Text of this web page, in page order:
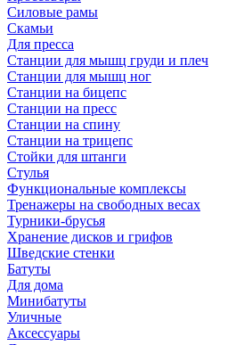
Силовые рамы
Скамьи
Для пресса
Станции для мышц груди и плеч
Станции для мышц ног
Станции на бицепс
Станции на пресс
Станции на спину
Станции на трицепс
Стойки для штанги
Стулья
Функциональные комплексы
Тренажеры на свободных весах
Турники-брусья
Хранение дисков и грифов
Шведские стенки
Батуты
Для дома
Минибатуты
Уличные
Аксессуары